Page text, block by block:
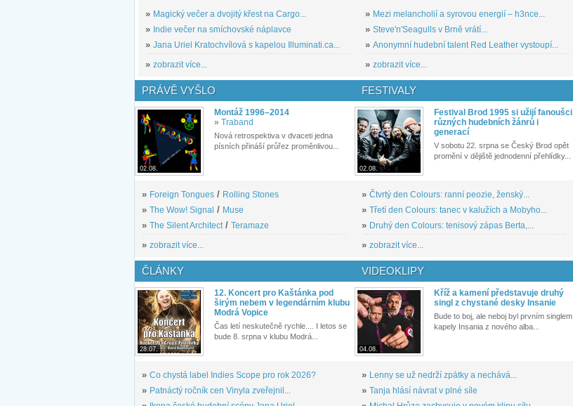
» Magický večer a dvojitý křest na Cargo...
» Indie večer na smíchovské náplavce
» Jana Uriel Kratochvílová s kapelou Illuminati.ca...
» zobrazit více...
» Mezi melancholií a syrovou energií – h3nce...
» Steve'n'Seagulls v Brně vrátí...
» Anonymní hudební talent Red Leather vystoupí...
» zobrazit více...
PRÁVĚ VYŠLO
02.08.
Montáž 1996–2014
» Traband
Nová retrospektiva v dvaceti jedna
písních přináší průřez proměnlivou...
» Foreign Tongues / Rolling Stones
» The Wow! Signal / Muse
» The Silent Architect/ Teramaze
» zobrazit více...
FESTIVALY
02.08.
Festival Brod 1995 si užijí fanoušci
různých hudebních žánrů i
generací
V sobotu 22. srpna se Český Brod opět
promění v dějiště jednodenní přehlídky...
» Čtvrtý den Colours: ranní peozie, ženský...
» Třetí den Colours: tanec v kalužích a Mobyho...
» Druhý den Colours: tenisový zápas Berta,...
» zobrazit více...
ČLÁNKY
28.07.
12. Koncert pro Kaštánka pod
širým nebem v legendárním klubu
Modrá Vopice
Čas letí neskutečně rychle.... I letos se
bude 8. srpna v klubu Modrá...
» Co chystá label Indies Scope pro rok 2026?
» Patnáctý ročník cen Vinyla zveřejnil...
VIDEOKLIPY
04.08.
Kříž a kamení představuje druhý
singl z chystané desky Insanie
Bude to boj, ale neboj byl prvním singlem
kapely Insania z nového alba...
» Lenny se už nedrží zpátky a nechává...
» Tanja hlásí návrat v plné síle